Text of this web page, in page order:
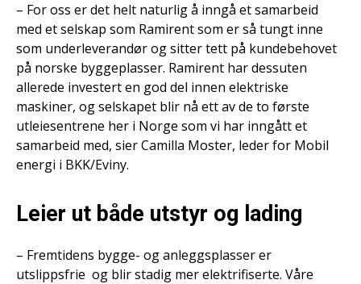
– For oss er det helt naturlig å inngå et samarbeid
med et selskap som Ramirent som er så tungt inne
som underleverandør og sitter tett på kundebehovet
på norske byggeplasser. Ramirent har dessuten
allerede investert en god del innen elektriske
maskiner, og selskapet blir nå ett av de to første
utleiesentrene her i Norge som vi har inngått et
samarbeid med, sier Camilla Moster, leder for Mobil
energi i BKK/Eviny.
Leier ut både utstyr og lading
– Fremtidens bygge- og anleggsplasser er
utslippsfrie og blir stadig mer elektrifiserte. Våre